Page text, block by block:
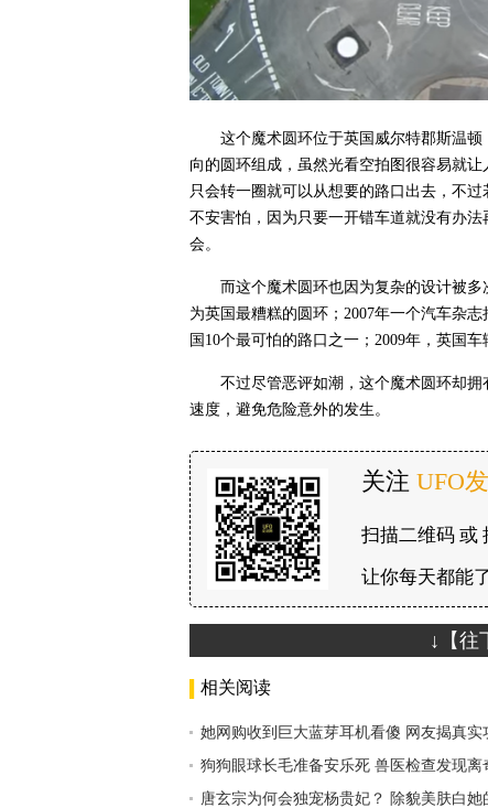
这个魔术圆环位于英国威尔特郡斯温
向的圆环组成，虽然光看空拍图很容易就
只会转一圈就可以从想要的路口出去，不
不安害怕，因为只要一开错车道就没有办
会。
而这个魔术圆环也因为复杂的设计被
为英国最糟糕的圆环；2007年一个汽车杂
国10个最可怕的路口之一；2009年，英国
不过尽管恶评如潮，这个魔术圆环却
速度，避免危险意外的发生。
关注 UFO
扫描二维码 或
让你每天都能
↓【往
相关阅读
她网购收到巨大蓝芽耳机看傻 网友揭真实
狗狗眼球长毛准备安乐死 兽医检查发现离
唐玄宗为何会独宠杨贵妃？ 除貌美肤白